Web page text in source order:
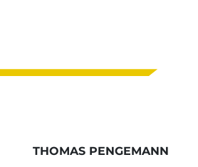
THOMAS PENGEMANN